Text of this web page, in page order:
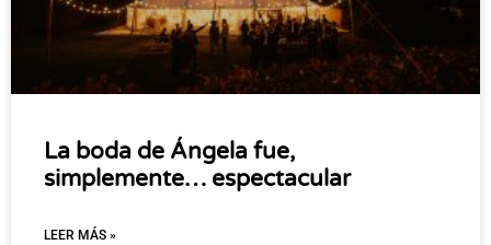
La boda de Ángela fue,
simplemente… espectacular
LEER MÁS »